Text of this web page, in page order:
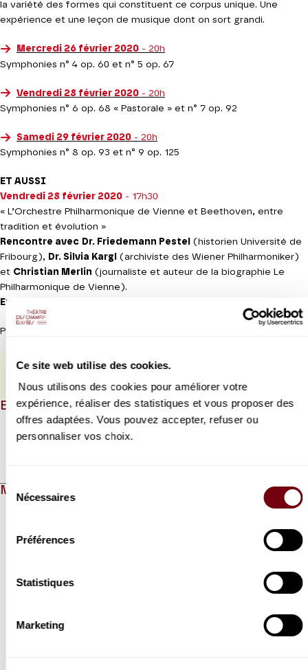
Ce site web utilise des cookies.
Nous utilisons des cookies pour améliorer votre
expérience, réaliser des statistiques et vous proposer des
offres adaptées. Vous pouvez accepter, refuser ou
personnaliser vos choix.
Sélection
Nécessaires
Préférences
Statistiques
Marketing
la variété des formes qui constituent ce corpus unique. Une
expérience et une leçon de musique dont on sort grandi.
Mercredi 26 février 2020 - 20h
Symphonies n° 4 op. 60 et n° 5 op. 67
Vendredi 28 février 2020 - 20h
Symphonies n° 6 op. 68 « Pastorale » et n° 7 op. 92
Samedi 29 février 2020 - 20h
Symphonies n° 8 op. 93 et n° 9 op. 125
ET AUSSI
Vendredi 28 février 2020 - 17h30
« L’Orchestre Philharmonique de Vienne et Beethoven, entre
tradition et évolution »
Rencontre avec Dr. Friedemann Pestel
(historien Université de
Fribourg), Dr. Silvia Kargl (archiviste des Wiener Philharmoniker)
et Christian Merlin (journaliste et auteur de la biographie Le
Philharmonique de Vienne).
Entrée libre sur inscription
Production Théâtre des Champs-Elysées
EN QUELQUES MOTS
MÉDIAS HORS-CHAMPS